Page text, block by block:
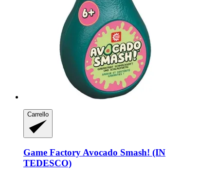
Carrello
Game Factory Avocado Smash! (IN
TEDESCO)